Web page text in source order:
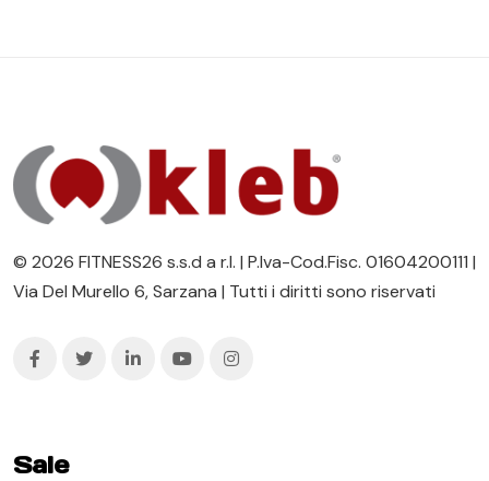
© 2026 FITNESS26 s.s.d a r.l. | P.Iva-Cod.Fisc. 01604200111 |
Via Del Murello 6, Sarzana | Tutti i diritti sono riservati
Sale